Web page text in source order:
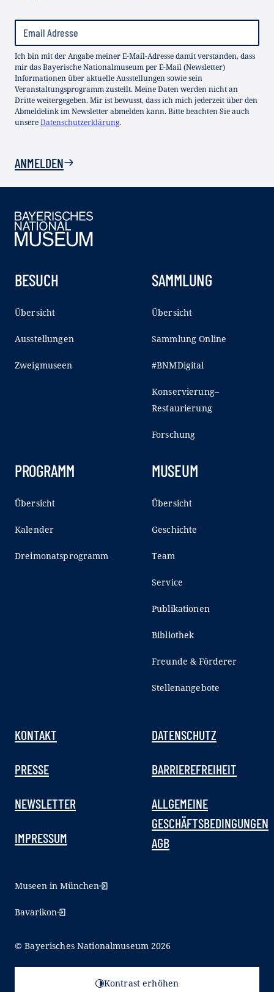
Ich bin mit der Angabe meiner E-Mail-Adresse damit verstanden, dass
mir das Bayerische Nationalmuseum per E-Mail (Newsletter)
Informationen über aktuelle Ausstellungen sowie sein
Veranstaltungsprogramm zustellt. Meine Daten werden nicht an
Dritte weitergegeben. Mir ist bewusst, dass ich mich jederzeit über den
Abmeldelink im Newsletter abmelden kann. Bitte beachten Sie auch
unsereDatenschutzerklärung.
ANMELDEN
BESUCH
Übersicht
Ausstellungen
Zweigmuseen
SAMMLUNG
Übersicht
Sammlung Online
#BNMDigital
Konservierung–
Restaurierung
Forschung
PROGRAMM
Übersicht
Kalender
Dreimonatsprogramm
MUSEUM
Übersicht
Geschichte
Team
Service
Publikationen
Bibliothek
Freunde & Förderer
Stellenangebote
KONTAKT
PRESSE
NEWSLETTER
IMPRESSUM
DATENSCHUTZ
BARRIEREFREIHEIT
ALLGEMEINE
GESCHÄFTSBEDINGUNGEN
AGB
Museen in München
Bavarikon
© Bayerisches Nationalmuseum 2026
Kontrast erhöhen